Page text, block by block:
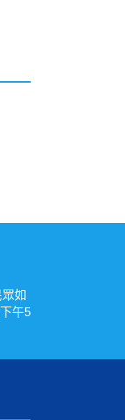
如
午5